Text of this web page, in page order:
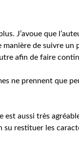
J’avoue que
manière de suivre
afin de faire
ne prennent que
est aussi très
su restituer les